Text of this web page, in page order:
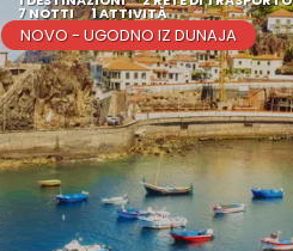
7 NOTTI 1 ATTIVITÀ
NOVO - UGODNO IZ DUNAJA